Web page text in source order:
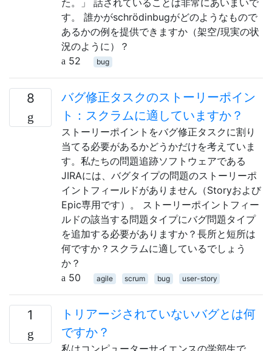
た。」 話されていることは非常にあいまいで
す。 誰かがschrödinbugがどのようなもので
あるかの例を提供できますか（架空/現実の状
況のように）？
52
bug
8
バグ修正タスクのストーリーポイン
ト：スクラムに適していますか？
ストーリーポイントをバグ修正タスクに割り
当てる必要があるかどうかだけを考えていま
す。私たちの問題追跡ソフトウェアである
JIRAには、バグタイプの問題のストーリーポ
イントフィールドがありません（Storyおよび
Epic専用です）。 ストーリーポイントフィー
ルドの該当する問題タイプにバグ問題タイプ
を追加する必要がありますか？長所と短所は
何ですか？スクラムに適しているでしょう
か？
50
agile scrum bug user-story
1
トリアージされていないバグとは何
ですか？
私はコンピューターサイエンスの学部生で